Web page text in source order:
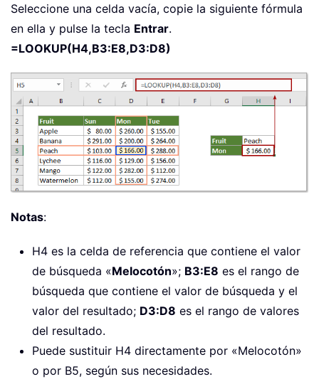
Seleccione una celda vacía, copie la siguiente fórmula
en ella y pulse la tecla Entrar.
=LOOKUP(H4,B3:E8,D3:D8)
Notas:
H4 es la celda de referencia que contiene el valor
de búsqueda «Melocotón»; B3:E8 es el rango de
búsqueda que contiene el valor de búsqueda y el
valor del resultado; D3:D8 es el rango de valores
del resultado.
Puede sustituir H4 directamente por «Melocotón»
o por B5, según sus necesidades.